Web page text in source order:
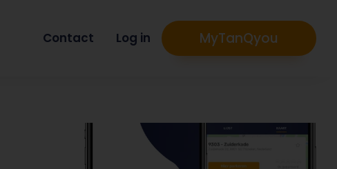
Contact Log in MyTanQyou